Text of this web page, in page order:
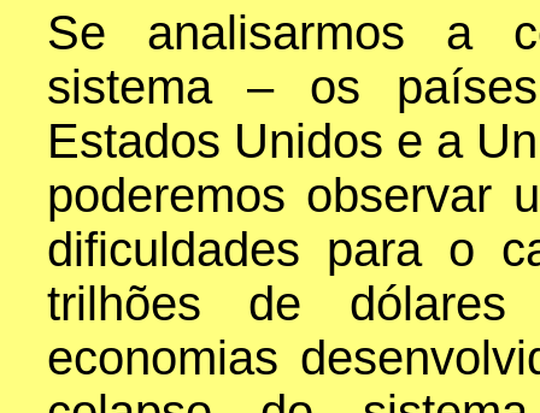
Se analisarmos a
sistema – os
Estados Unidos e a
poderemos observar
dificuldades para o
trilhões de
economias